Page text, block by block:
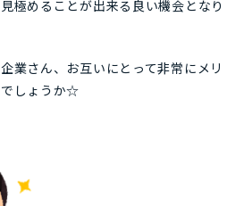
極めることが出来る良い機会となり
業さん、お互いにとって非常にメリ
でしょうか☆